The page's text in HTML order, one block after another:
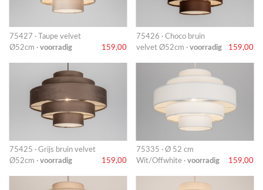
75427 · Taupe velvet
Ø52cm · voorradig 159,00
75426 · Choco bruin
velvet Ø52cm · voorradig 159,00
75425 · Grijs bruin velvet
Ø52cm · voorradig 159,00
75335 · Ø 52 cm
Wit/Offwhite · voorradig 159,00